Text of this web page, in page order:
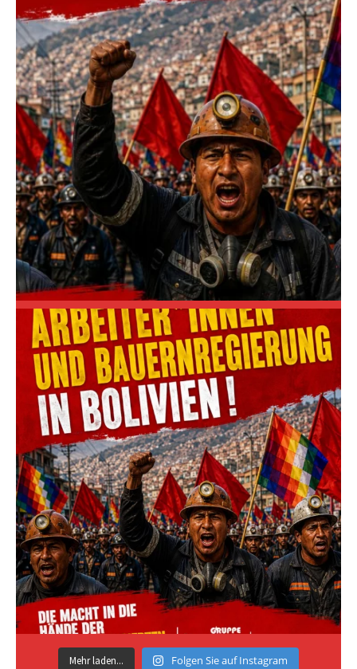
Mehr laden... Folgen Sie auf Instagram